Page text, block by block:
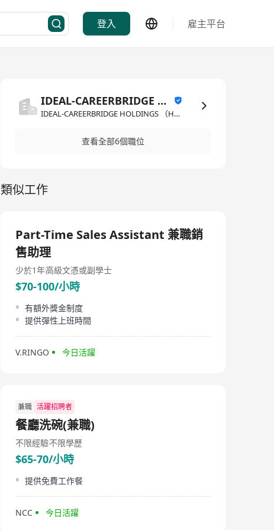
登入 雇主平台
IDEAL-CAREERBRIDGE HOLDINGS （HK） LIMITED
IDEAL-CAREERBRIDGE HOLDINGS （HK） LIMITED·人力資源管理/顧問
查看全部6個職位
類似工作
Part-Time Sales Assistant 兼職銷
售助理
少於1年高級文憑或副學士
$70-100/小時
有額外獎金制度
提供彈性上班時間
V.RINGO 今日活躍
兼職 活躍招聘者
餐廳洗碗(兼職)
不限經驗不限學歷
$65-70/小時
提供免費工作餐
NCC 今日活躍